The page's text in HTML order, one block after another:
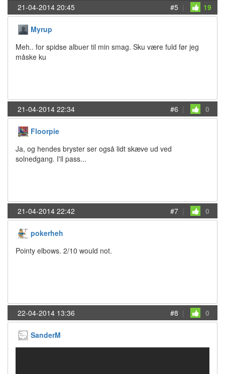
21-04-2014 20:45 #5 | 19
Myrup
Meh.. for spidse albuer til min smag. Sku være fuld før jeg
måske ku
21-04-2014 22:34 #6 | 0
Floorpie
Ja, og hendes bryster ser også lidt skæve ud ved
solnedgang. I'll pass...
21-04-2014 22:42 #7 | 0
pokerheh
Pointy elbows. 2/10 would not.
22-04-2014 13:36 #8 | 0
SanderM